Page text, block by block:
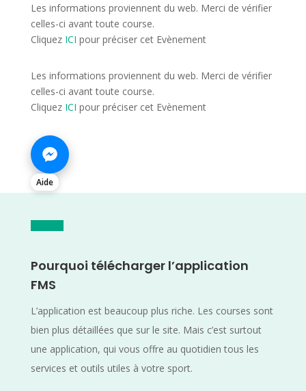
Les informations proviennent du web. Merci de vérifier
celles-ci avant toute course.
Cliquez ICI pour préciser cet Evènement
Les informations proviennent du web. Merci de vérifier
celles-ci avant toute course.
Cliquez ICI pour préciser cet Evènement
Aide
Pourquoi télécharger l’application
FMS
L’application est beaucoup plus riche. Les courses sont
bien plus détaillées que sur le site. Mais c’est surtout
une application, qui vous offre au quotidien tous les
services et outils utiles à votre sport.